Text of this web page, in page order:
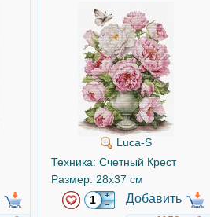
Luca-S
Техника: Счетный Крест
Размер: 28x37 см
Добавить